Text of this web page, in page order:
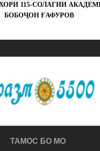
115-СОЛАГИИ
БОБОҶОН ҒАФУРОВ
ТАМОС БО МО